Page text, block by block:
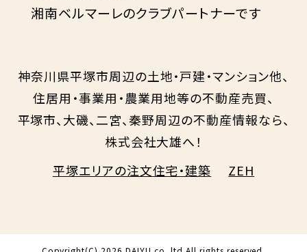
湘南ベルマーレのクラブパートナーです
神奈川県平塚市周辺の土地・戸建・マンション他、
住居用・事業用・農業用地等の不動産売買、
平塚市、大磯、二宮、秦野周辺の不動産情報なら、
株式会社大雄へ！
平塚エリアの注文住宅・建築
ZEH